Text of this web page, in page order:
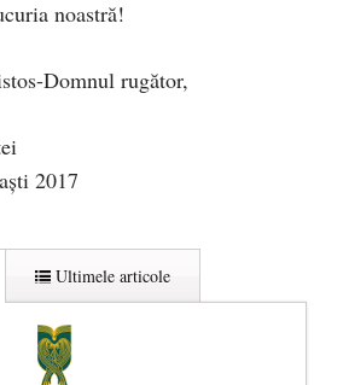
noastră!
Domnul rugător,
2017
Ultimele articole